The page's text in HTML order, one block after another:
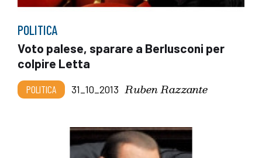
POLITICA
Voto palese, sparare a Berlusconi per
colpire Letta
POLITICA 31_10_2013 Ruben Razzante